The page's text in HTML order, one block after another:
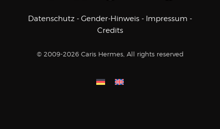
Datenschutz - Gender-Hinweis - Impressum -
Credits
© 2009-2026 Caris Hermes, All rights reserved